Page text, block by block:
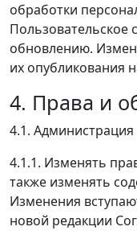
обработки
Пользовательское
обновлению.
их опубликования
4. Права и
4.1. Администрация
4.1.1. Изменять
также изменять
Изменения
новой редакции